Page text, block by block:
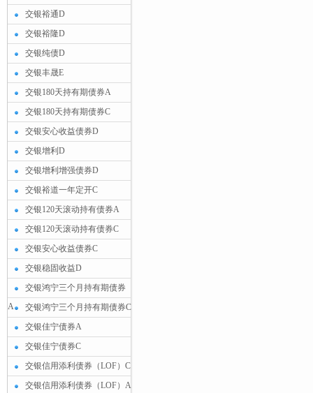
交银裕通D
交银裕隆D
交银纯债D
交银丰晟E
交银180天持有期债券A
交银180天持有期债券C
交银安心收益债券D
交银增利D
交银增利增强债券D
交银裕道一年定开C
交银120天滚动持有债券A
交银120天滚动持有债券C
交银安心收益债券C
交银稳固收益D
交银鸿宁三个月持有期债券
A
交银鸿宁三个月持有期债券C
交银佳宁债券A
交银佳宁债券C
交银信用添利债券（LOF）C
交银信用添利债券（LOF）A